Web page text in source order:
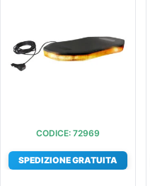
CODICE: 72969
SPEDIZIONE GRATUITA
€358,07.